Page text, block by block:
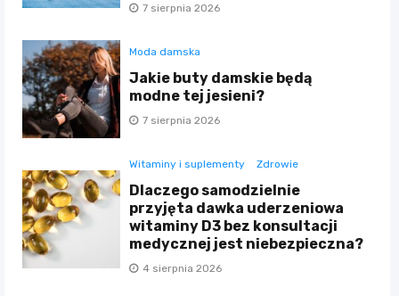
7 sierpnia 2026
Moda damska
Jakie buty damskie będą
modne tej jesieni?
7 sierpnia 2026
Witaminy i suplementy Zdrowie
Dlaczego samodzielnie
przyjęta dawka uderzeniowa
witaminy D3 bez konsultacji
medycznej jest niebezpieczna?
4 sierpnia 2026